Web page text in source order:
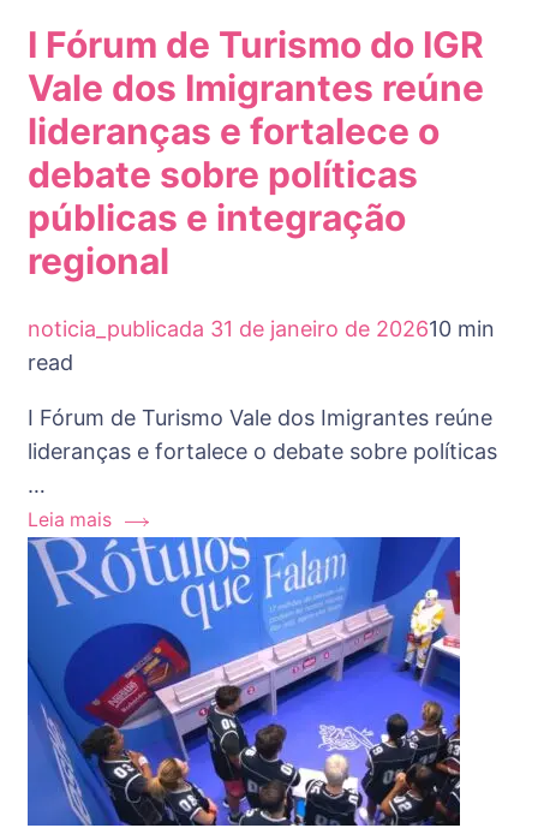
I Fórum de Turismo do IGR
Vale dos Imigrantes reúne
lideranças e fortalece o
debate sobre políticas
públicas e integração
regional
noticia_publicada 31 de janeiro de 202610 min
read
I Fórum de Turismo Vale dos Imigrantes reúne
lideranças e fortalece o debate sobre políticas
…
Leia mais